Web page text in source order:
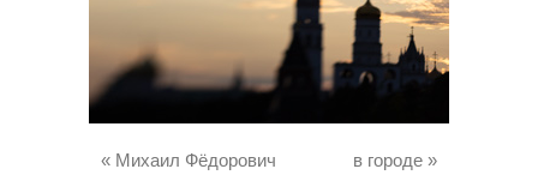
« Михаил Фёдорович в городе »